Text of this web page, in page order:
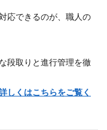
応できるのが、職人の
段取りと進行管理を徹
しくはこちらをご覧く